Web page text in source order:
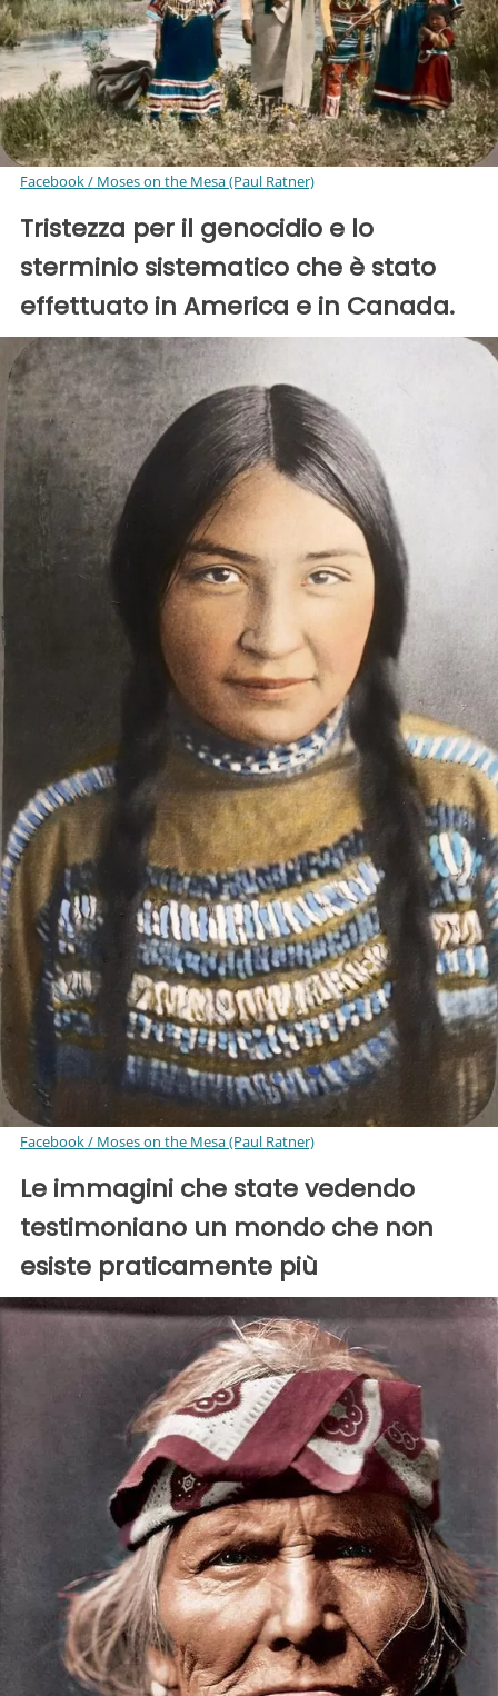
Facebook / Moses on the Mesa (Paul Ratner)
Tristezza per il genocidio e lo
sterminio sistematico che è stato
effettuato in America e in Canada.
Facebook / Moses on the Mesa (Paul Ratner)
Le immagini che state vedendo
testimoniano un mondo che non
esiste praticamente più